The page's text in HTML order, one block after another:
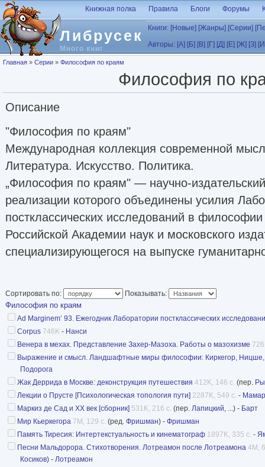
Перейти к основному содержанию
Либрусек
Много книг
Книжная полка Правила Блоги Форумы
Книги: [Новые] [Жанры] [Серии]
Авторы: [А] [Б] [В] [Г] [Д] [Е] [Ж] [З]
Вы здесь
Главная » Серии » Философия по краям
Философия по
Описание
"Философия по краям"
Международная коллекция современной
Литература. Искусство. Политика.
„Философия по краям" — научно-
реализации которого объединены усилия
постклассических исследований в
Российской Академии наук и московского
специализирующегося на выпуске
культурологии до альбомов по
художественной литературы).
Совместно подготавливаемая издательством
коллекция „Философия по краям", первые
в октябре 1992 года, должна, по замыслу ее
отечественного читателя в круг новейших
философии и культурологии, помочь
сегодня дефицит гуманитарной информации,
полноценный диалог с западной
Другой, не менее важной, целью коллекции
усилий отечественных и западных
Сортировать по: Показывать:
Философия по краям
Ad Marginem’ 93. Ежегодник Лаборатории постклассических
Corpus 746K - Нанси
Венера в мехах. Представление Захер-Мазоха. Работы о мазохизме
Выражение и смысл. Ландшафтные миры философии: Киркегор, Ницше,
Подорога
Жак Деррида в Москве: деконструкция путешествия 412K, 146 с. (пер.
Лекции о Прусте [Психологическая топология пути] 2287K, 549 с. -
Маркиз де Сад и XX век [сборник] 531K, 216 с. (пер. Лапицкий, ...) - Барт
Мир Кьеркегора 7M, 129 с. (ред. Фришман) - Фришман
Память Тиресия: Интертекстуальность и кинематограф 1897K, 335 с. -
Песни Мальдорора. Стихотворения. Лотреамон после Лотреамона 4M,
Косиков) - Лотреамон